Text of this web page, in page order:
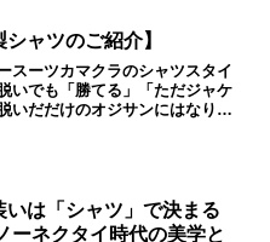
シャツのご紹介】
スーツカマクラのシャツスタイ
いでも「勝てる」「ただジャケ
いだだけのオジサンにはなりた
ルを崩さず、シャツ1枚でも信
れる装い」を目指して、オーダ
いは「シャツ」で決まる
ネクタイ時代の美学と